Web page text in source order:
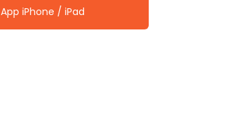
App iPhone / iPad